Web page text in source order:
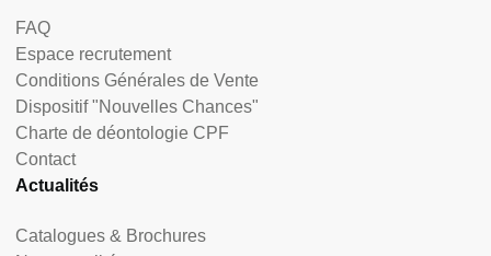
FAQ
Espace recrutement
Conditions Générales de Vente
Dispositif "Nouvelles Chances"
Charte de déontologie CPF
Contact
Actualités
Catalogues & Brochures